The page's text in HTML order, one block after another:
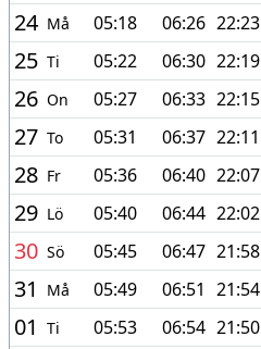
24 Må 05:18 06:26 22:23
25 Ti 05:22 06:30 22:19
26 On 05:27 06:33 22:15
27 To 05:31 06:37 22:11
28 Fr 05:36 06:40 22:07
29 Lö 05:40 06:44 22:02
30 Sö 05:45 06:47 21:58
31 Må 05:49 06:51 21:54
01 Ti 05:53 06:54 21:50